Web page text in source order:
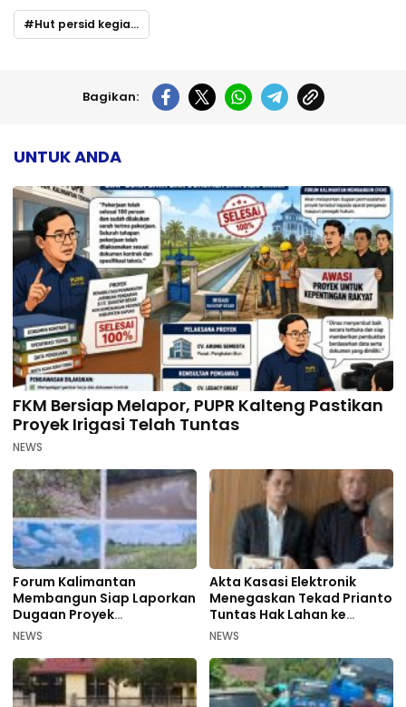
Hut persid kegiatan donor darah
Bagikan:
UNTUK ANDA
FKM Bersiap Melapor, PUPR Kalteng Pastikan
Proyek Irigasi Telah Tuntas
NEWS
Forum Kalimantan
Membangun Siap Laporkan
Dugaan Proyek
Bermasalah PUPR Kalteng
NEWS
Akta Kasasi Elektronik
Menegaskan Tekad Prianto
Tuntas Hak Lahan ke
Mahkamah Agung
NEWS